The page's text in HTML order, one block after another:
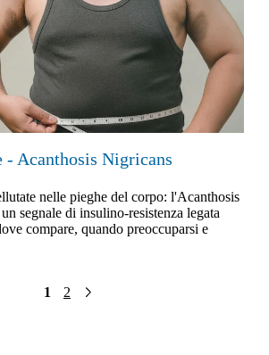
- Acanthosis Nigricans
nelle pieghe del corpo: l'Acanthosis
segnale di insulino-resistenza legata
compare, quando preoccuparsi e
1 2